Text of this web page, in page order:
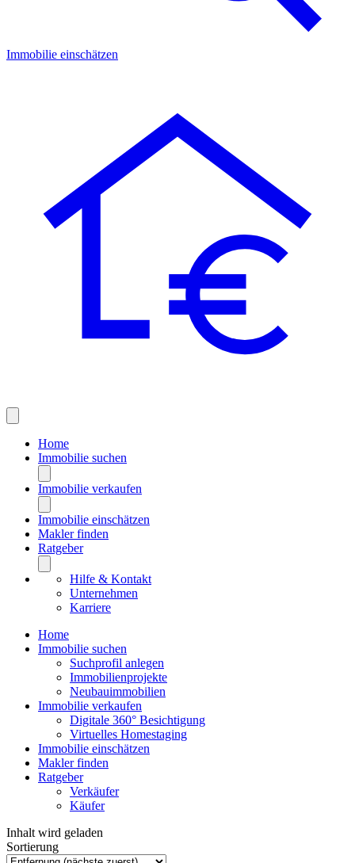
Immobilie einschätzen
Home
Immobilie suchen
Immobilie verkaufen
Immobilie einschätzen
Makler finden
Ratgeber
Hilfe & Kontakt
Unternehmen
Karriere
Home
Immobilie suchen
Suchprofil anlegen
Immobilienprojekte
Neubauimmobilien
Immobilie verkaufen
Digitale 360° Besichtigung
Virtuelles Homestaging
Immobilie einschätzen
Makler finden
Ratgeber
Verkäufer
Käufer
Inhalt wird geladen
Sortierung